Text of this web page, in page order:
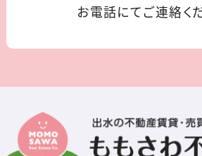
お電話にてご連絡く